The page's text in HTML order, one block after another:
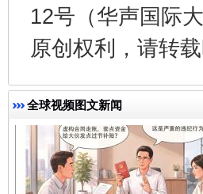
12号（华声国际
原创权利，请转
全球视频图文新闻
揭开“小金库”的免责幌子